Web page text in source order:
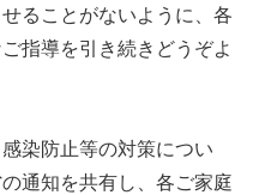
ることがないように、各
指導を引き続きどうぞよ
染防止等の対策につい
通知を共有し、各ご家庭